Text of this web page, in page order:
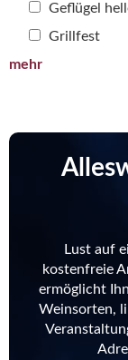
Geflügel
Grillfest
mehr
Lust auf
kostenfreie
ermöglicht
Weinsorten,